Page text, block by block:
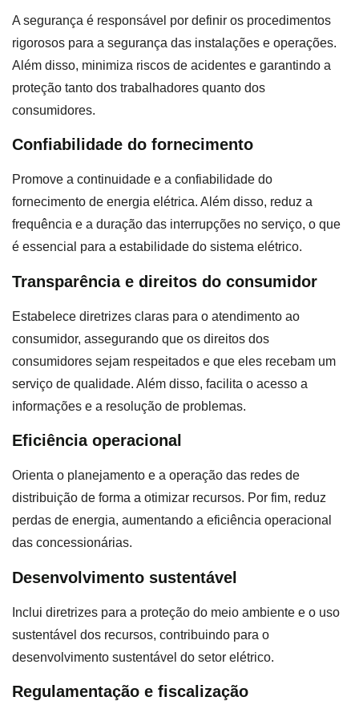
A segurança é responsável por definir os procedimentos
rigorosos para a segurança das instalações e operações.
Além disso, minimiza riscos de acidentes e garantindo a
proteção tanto dos trabalhadores quanto dos
consumidores.
Confiabilidade do fornecimento
Promove a continuidade e a confiabilidade do
fornecimento de energia elétrica. Além disso, reduz a
frequência e a duração das interrupções no serviço, o que
é essencial para a estabilidade do sistema elétrico.
Transparência e direitos do consumidor
Estabelece diretrizes claras para o atendimento ao
consumidor, assegurando que os direitos dos
consumidores sejam respeitados e que eles recebam um
serviço de qualidade. Além disso, facilita o acesso a
informações e a resolução de problemas.
Eficiência operacional
Orienta o planejamento e a operação das redes de
distribuição de forma a otimizar recursos. Por fim, reduz
perdas de energia, aumentando a eficiência operacional
das concessionárias.
Desenvolvimento sustentável
Inclui diretrizes para a proteção do meio ambiente e o uso
sustentável dos recursos, contribuindo para o
desenvolvimento sustentável do setor elétrico.
Regulamentação e fiscalização